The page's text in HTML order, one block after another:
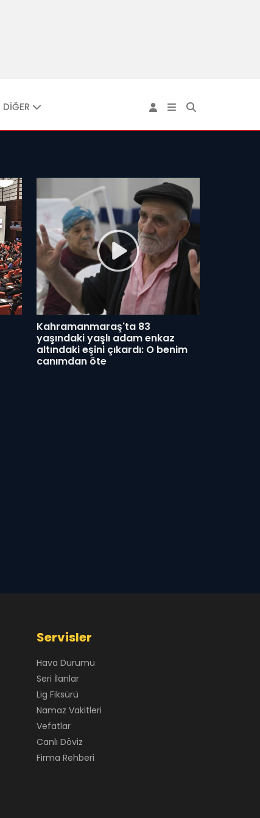
DİĞER
Kahramanmaraş'ta 83
yaşındaki yaşlı adam enkaz
altındaki eşini çıkardı: O benim
canımdan öte
Servisler
Hava Durumu
Seri İlanlar
Lig Fiksürü
Namaz Vakitleri
Vefatlar
Canlı Döviz
Firma Rehberi